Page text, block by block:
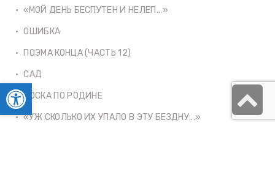
Открыть панель инструментов
«МОЙ ДЕНЬ БЕСПУТЕН И НЕЛЕП...»
ОШИБКА
ПОЭМА КОНЦА (ЧАСТЬ 12)
САД
ТОСКА ПО РОДИНЕ
«УЖ СКОЛЬКО ИХ УПАЛО В ЭТУ БЕЗДНУ...»